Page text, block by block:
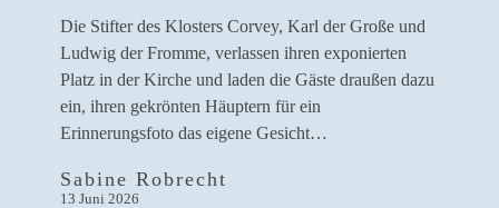
bringen
frischen
Wind
ältestes
Die Stifter des Klosters Corvey, Karl der Große und
Ludwig der Fromme, verlassen ihren exponierten
Platz in der Kirche und laden die Gäste draußen dazu
ein, ihren gekrönten Häuptern für ein
Erinnerungsfoto das eigene Gesicht…
Sabine Robrecht
13 Juni 2026